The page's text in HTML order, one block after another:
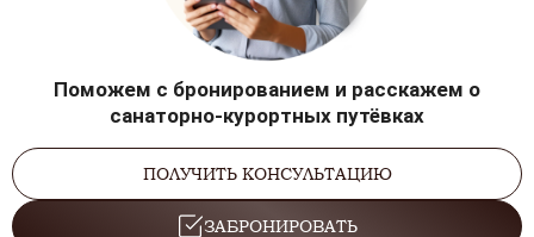
Поможем с бронированием и расскажем о
санаторно-курортных путёвках
ПОЛУЧИТЬ КОНСУЛЬТАЦИЮ
ЗАБРОНИРОВАТЬ